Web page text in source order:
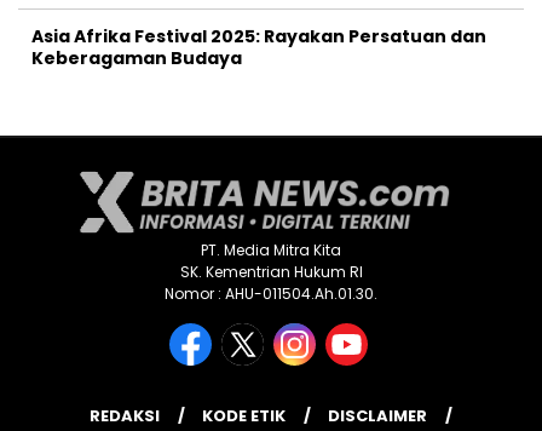
Asia Afrika Festival 2025: Rayakan Persatuan dan
Keberagaman Budaya
PT. Media Mitra Kita
SK. Kementrian Hukum RI
Nomor : AHU-011504.Ah.01.30.
REDAKSI KODE ETIK
DISCLAIMER